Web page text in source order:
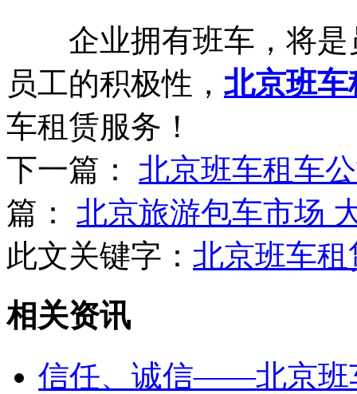
企业拥有班车，将是
员工的积极性， 北京班
车租赁服务！
下一篇： 北京班车租车
篇： 北京旅游包车市场
此文关键字： 北京班车租
相关资讯
信任、诚信——北京班